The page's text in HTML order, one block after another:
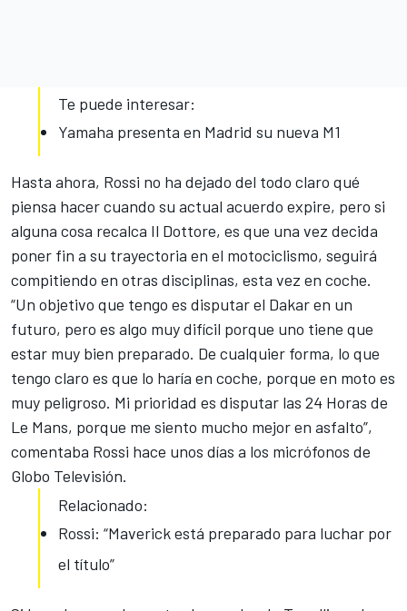
Te puede interesar:
Yamaha presenta en Madrid su nueva M1
Hasta ahora, Rossi no ha dejado del todo claro qué
piensa hacer cuando su actual acuerdo expire, pero si
alguna cosa recalca Il Dottore, es que una vez decida
poner fin a su trayectoria en el motociclismo, seguirá
compitiendo en otras disciplinas, esta vez en coche.
“Un objetivo que tengo es disputar el Dakar en un
futuro, pero es algo muy difícil porque uno tiene que
estar muy bien preparado. De cualquier forma, lo que
tengo claro es que lo haría en coche, porque en moto es
muy peligroso. Mi prioridad es disputar las 24 Horas de
Le Mans, porque me siento mucho mejor en asfalto”,
comentaba Rossi hace unos días a los micrófonos de
Globo Televisión.
Relacionado:
Rossi: “Maverick está preparado para luchar por
el título”